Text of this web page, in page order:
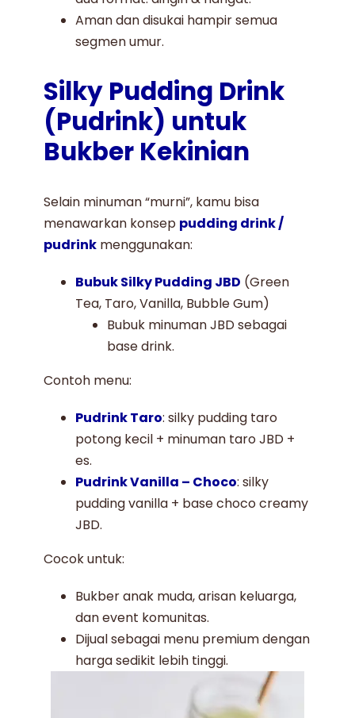
Aman dan disukai hampir semua
segmen umur.
Silky Pudding Drink
(Pudrink) untuk
Bukber Kekinian
Selain minuman “murni”, kamu bisa
menawarkan konsep pudding drink /
pudrink menggunakan:
Bubuk Silky Pudding JBD (Green
Tea, Taro, Vanilla, Bubble Gum)
Bubuk minuman JBD sebagai
base drink.
Contoh menu:
Pudrink Taro: silky pudding taro
potong kecil + minuman taro JBD +
es.
Pudrink Vanilla – Choco: silky
pudding vanilla + base choco creamy
JBD.
Cocok untuk:
Bukber anak muda, arisan keluarga,
dan event komunitas.
Dijual sebagai menu premium dengan
harga sedikit lebih tinggi.